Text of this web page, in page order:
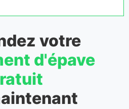
votre
d'épave